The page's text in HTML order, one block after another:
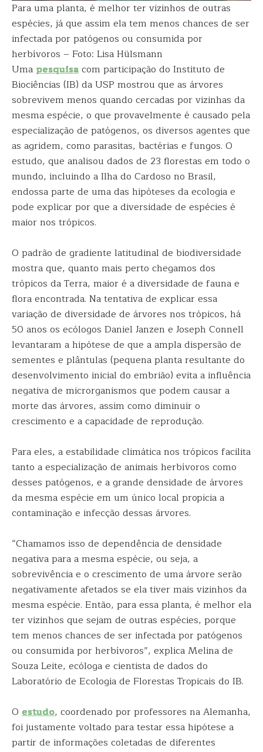
Para uma planta, é melhor ter vizinhos de outras
espécies, já que assim ela tem menos chances de ser
infectada por patógenos ou consumida por
herbívoros – Foto: Lisa Hülsmann
Uma pesquisacom participação do Instituto de
Biociências (IB) da USP mostrou que as árvores
sobrevivem menos quando cercadas por vizinhas da
mesma espécie, o que provavelmente é causado pela
especialização de patógenos, os diversos agentes que
as agridem, como parasitas, bactérias e fungos. O
estudo, que analisou dados de 23 florestas em todo o
mundo, incluindo a Ilha do Cardoso no Brasil,
endossa parte de uma das hipóteses da ecologia e
pode explicar por que a diversidade de espécies é
maior nos trópicos.
O padrão de gradiente latitudinal de biodiversidade
mostra que, quanto mais perto chegamos dos
trópicos da Terra, maior é a diversidade de fauna e
flora encontrada. Na tentativa de explicar essa
variação de diversidade de árvores nos trópicos, há
50 anos os ecólogos Daniel Janzen e Joseph Connell
levantaram a hipótese de que a ampla dispersão de
sementes e plântulas (pequena planta resultante do
desenvolvimento inicial do embrião) evita a influência
negativa de microrganismos que podem causar a
morte das árvores, assim como diminuir o
crescimento e a capacidade de reprodução.
Para eles, a estabilidade climática nos trópicos facilita
tanto a especialização de animais herbívoros como
desses patógenos, e a grande densidade de árvores
da mesma espécie em um único local propicia a
contaminação e infecção dessas árvores.
“Chamamos isso de dependência de densidade
negativa para a mesma espécie, ou seja, a
sobrevivência e o crescimento de uma árvore serão
negativamente afetados se ela tiver mais vizinhos da
mesma espécie. Então, para essa planta, é melhor ela
ter vizinhos que sejam de outras espécies, porque
tem menos chances de ser infectada por patógenos
ou consumida por herbívoros”, explica Melina de
Souza Leite, ecóloga e cientista de dados do
Laboratório de Ecologia de Florestas Tropicais do IB.
O estudo, coordenado por professores na Alemanha,
foi justamente voltado para testar essa hipótese a
partir de informações coletadas de diferentes